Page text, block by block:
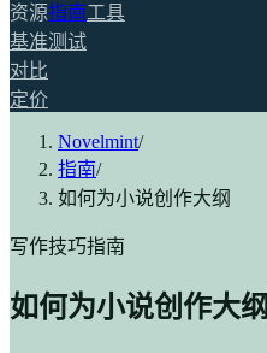
资源指南工具
基准测试
对比
定价
Novelmint/
指南/
如何为小说创作大纲
写作技巧指南
如何为小说创作大纲